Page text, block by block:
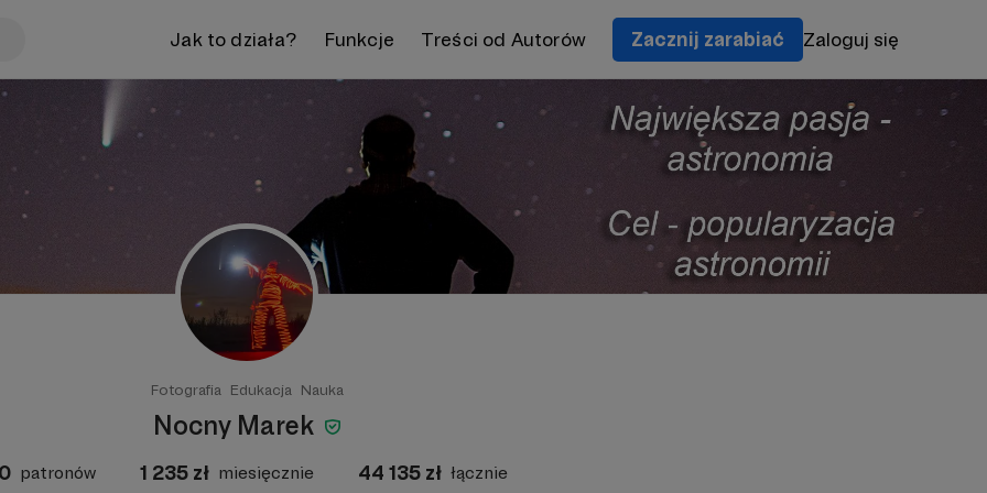
Jak to działa? Funkcje Treści od Autorów Zacznij zarabiać Zaloguj się
Fotografia Edukacja Nauka
Nocny Marek
patronów 1 235 zł miesięcznie 44 135 zł łącznie